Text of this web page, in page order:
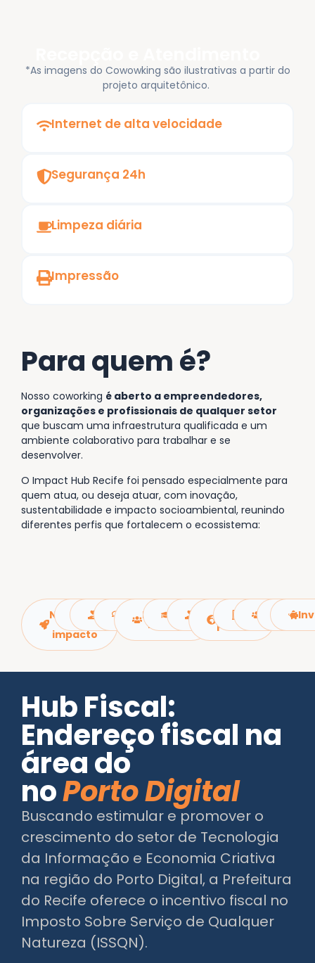
*As imagens do Cowowking são ilustrativas a partir do
projeto arquitetônico.
Internet de alta velocidade
Segurança 24h
Limpeza diária
Impressão
Para quem é?​
Nosso coworking é aberto a empreendedores,
organizações e profissionais de qualquer setor
que buscam uma infraestrutura qualificada e um
ambiente colaborativo para trabalhar e se
desenvolver.
O Impact Hub Recife foi pensado especialmente para
quem atua, ou deseja atuar, com inovação,
sustentabilidade e impacto socioambiental, reunindo
diferentes perfis que fortalecem o ecossistema:
Negócios
de
impacto
OSCs​Especialistas
Mentores
Nômades
Digitais
Consultores
Filantropos
Setor
público​
EmpresasESG
Hub Fiscal:
Endereço fiscal na
área do
noPorto Digital
Buscando estimular e promover o
crescimento do setor de Tecnologia
da Informação e Economia Criativa
na região do Porto Digital, a Prefeitura
do Recife oferece o incentivo fiscal no
Imposto Sobre Serviço de Qualquer
Natureza (ISSQN).